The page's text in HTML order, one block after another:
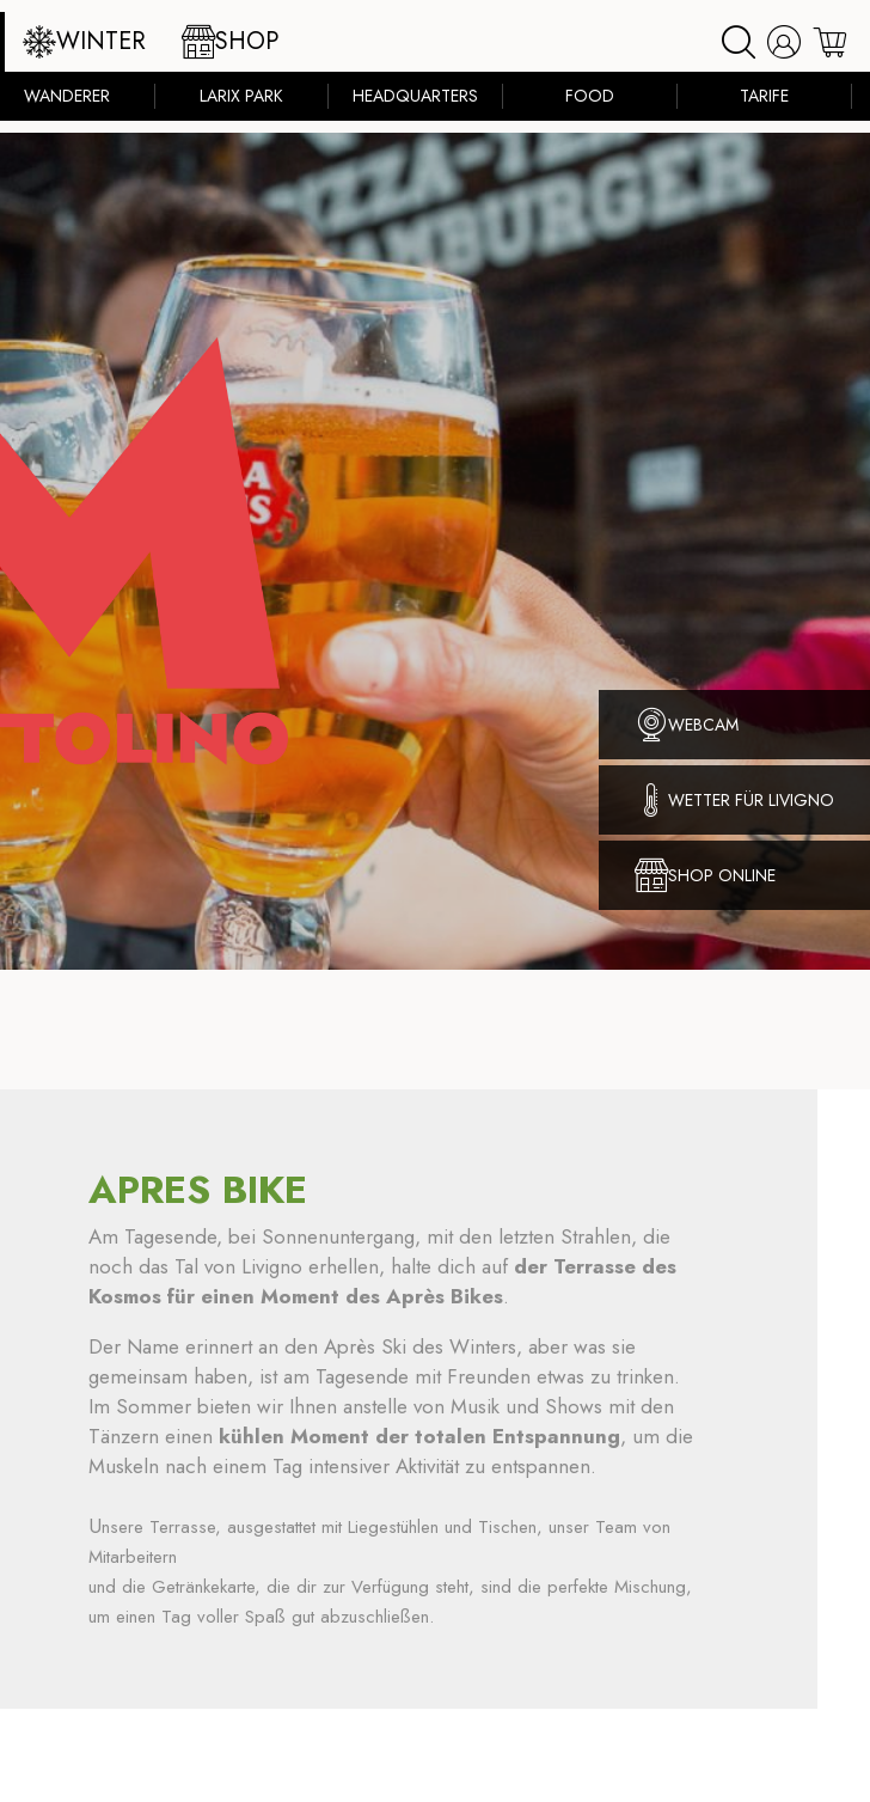
WINTER SHOP
WANDERER LARIX PARK HEADQUARTERS FOOD TARIFE
WEBCAM
WETTER FÜR LIVIGNO
SHOP ONLINE
APRES BIKE
Am Tagesende, bei Sonnenuntergang, mit den letzten Strahlen, die
noch das Tal von Livigno erhellen, halte dich auf der Terrasse des
Kosmos für einen Moment des Après Bikes.
Der Name erinnert an den Après Ski des Winters, aber was sie
gemeinsam haben, ist am Tagesende mit Freunden etwas zu trinken.
Im Sommer bieten wir Ihnen anstelle von Musik und Shows mit den
Tänzern einen kühlen Moment der totalen Entspannung, um die
Muskeln nach einem Tag intensiver Aktivität zu entspannen.
Unsere Terrasse, ausgestattet mit Liegestühlen und Tischen, unser Team von
Mitarbeitern
und die Getränkekarte, die dir zur Verfügung steht, sind die perfekte Mischung,
um einen Tag voller Spaß gut abzuschließen.